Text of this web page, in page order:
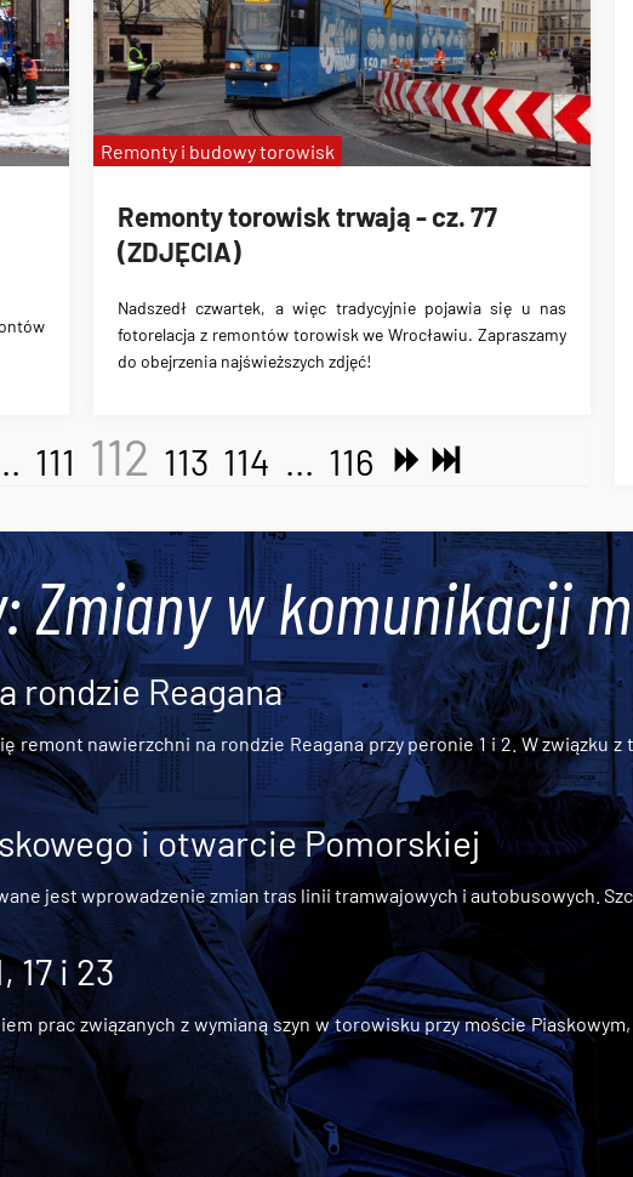
Remonty torowisk trwają - cz. 77
(ZDJĘCIA)
Nadszedł czwartek, a więc tradycyjnie pojawia się u nas
fotorelacja z remontów torowisk we Wrocławiu. Zapraszamy
do obejrzenia najświeższych zdjęć!
Remonty i budowy torowisk
111 112 113 114 ... 116
Zmiany w komunikacji
rondzie Reagana
remont nawierzchni na rondzie Reagana przy peronie 1 i 2. W związku
i otwarcie Pomorskiej
jest wprowadzenie zmian tras linii tramwajowych i autobusowych.
17 i 23
prac związanych z wymianą szyn w torowisku przy moście